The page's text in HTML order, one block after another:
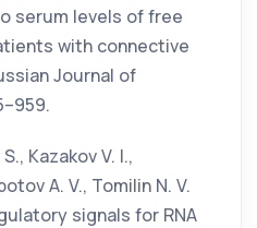
serum levels of free
with connective
Journal of
Kazakov V. I.,
A. V., Tomilin N. V.
signals for RNA